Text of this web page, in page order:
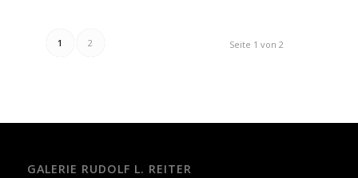
Seite 1 von 2
1 2
GALERIE RUDOLF L. REITER